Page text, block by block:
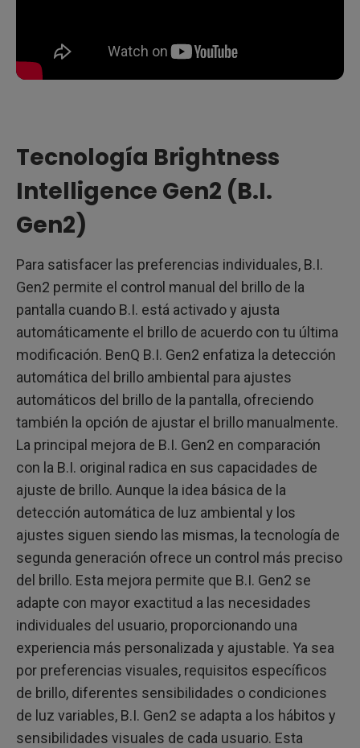
Tecnología Brightness
Intelligence Gen2 (B.I.
Gen2)
Para satisfacer las preferencias individuales, B.I.
Gen2 permite el control manual del brillo de la
pantalla cuando B.I. está activado y ajusta
automáticamente el brillo de acuerdo con tu última
modificación. BenQ B.I. Gen2 enfatiza la detección
automática del brillo ambiental para ajustes
automáticos del brillo de la pantalla, ofreciendo
también la opción de ajustar el brillo manualmente.
La principal mejora de B.I. Gen2 en comparación
con la B.I. original radica en sus capacidades de
ajuste de brillo. Aunque la idea básica de la
detección automática de luz ambiental y los
ajustes siguen siendo las mismas, la tecnología de
segunda generación ofrece un control más preciso
del brillo. Esta mejora permite que B.I. Gen2 se
adapte con mayor exactitud a las necesidades
individuales del usuario, proporcionando una
experiencia más personalizada y ajustable. Ya sea
por preferencias visuales, requisitos específicos
de brillo, diferentes sensibilidades o condiciones
de luz variables, B.I. Gen2 se adapta a los hábitos y
sensibilidades visuales de cada usuario. Esta